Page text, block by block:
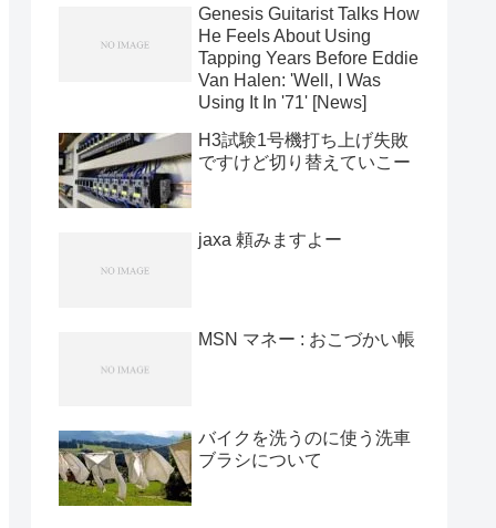
Genesis Guitarist Talks How
He Feels About Using
Tapping Years Before Eddie
Van Halen: 'Well, I Was
Using It In '71' [News]
H3試験1号機打ち上げ失敗
ですけど切り替えていこー
jaxa 頼みますよー
MSN マネー : おこづかい帳
バイクを洗うのに使う洗車
ブラシについて